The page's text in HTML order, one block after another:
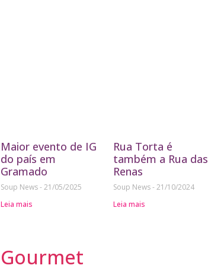
Maior evento de IG
do país em
Gramado
Soup News 21/05/2025
Leia mais
Rua Torta é
também a Rua das
Renas
Soup News 21/10/2024
Leia mais
Gourmet